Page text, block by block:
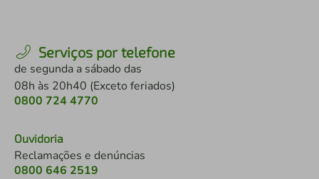
Serviços por telefone
de segunda a sábado das
08h às 20h40 (Exceto feriados)
0800 724 4770
Ouvidoria
Reclamações e denúncias
0800 646 2519